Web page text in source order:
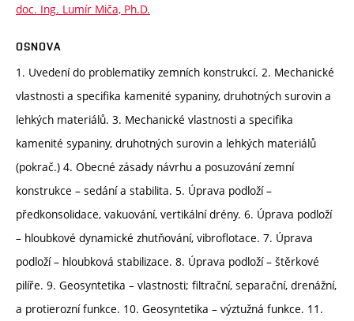
doc. Ing. Lumír Miča, Ph.D.
OSNOVA
1. Uvedení do problematiky zemních konstrukcí. 2. Mechanické
vlastnosti a specifika kamenité sypaniny, druhotných surovin a
lehkých materiálů. 3. Mechanické vlastnosti a specifika
kamenité sypaniny, druhotných surovin a lehkých materiálů
(pokrač.) 4. Obecné zásady návrhu a posuzování zemní
konstrukce – sedání a stabilita. 5. Úprava podloží –
předkonsolidace, vakuování, vertikální drény. 6. Úprava podloží
– hloubkové dynamické zhutňování, vibroflotace. 7. Úprava
podloží – hloubková stabilizace. 8. Úprava podloží – štěrkové
pilíře. 9. Geosyntetika – vlastnosti; filtrační, separační, drenážní,
a protierozní funkce. 10. Geosyntetika – výztužná funkce. 11.